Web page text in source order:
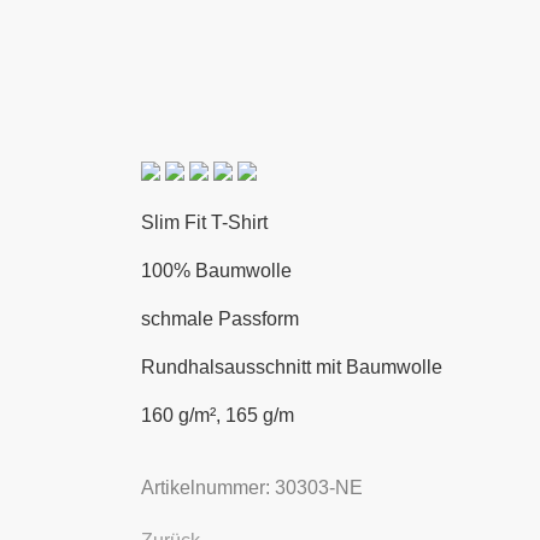
Slim Fit T-Shirt
100% Baumwolle
schmale Passform
Rundhalsausschnitt mit Baumwolle
160 g/m², 165 g/m
Artikelnummer: 30303-NE